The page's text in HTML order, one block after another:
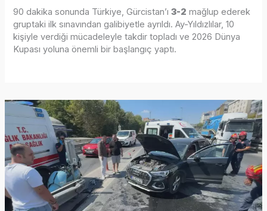
90 dakika sonunda Türkiye, Gürcistan’ı3-2 mağlup ederek
gruptaki ilk sınavından galibiyetle ayrıldı. Ay-Yıldızlılar, 10
kişiyle verdiği mücadeleyle takdir topladı ve 2026 Dünya
Kupası yoluna önemli bir başlangıç yaptı.